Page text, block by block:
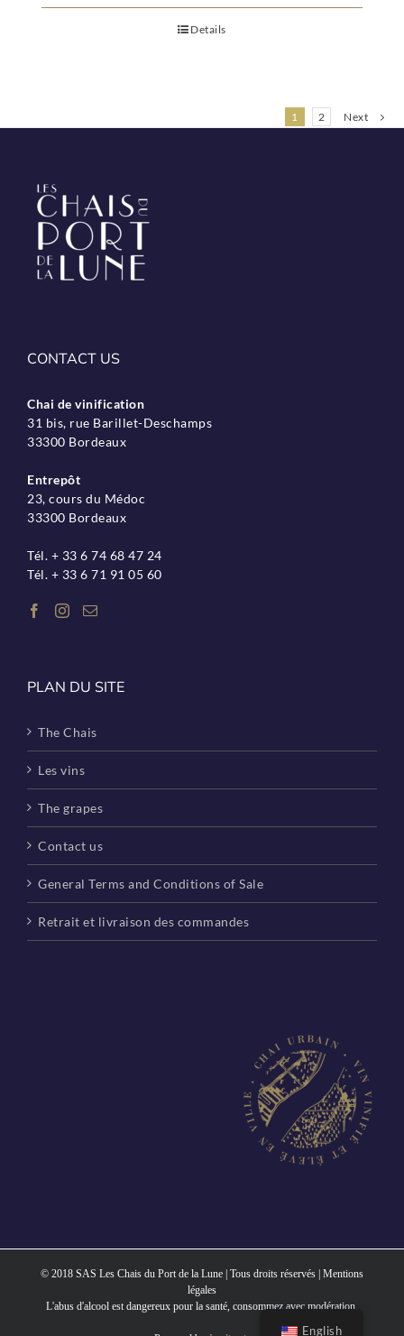
Details
1 2 Next
CONTACT US
Chai de vinification
31 bis, rue Barillet-Deschamps
33300 Bordeaux
Entrepôt
23, cours du Médoc
33300 Bordeaux
Tél. + 33 6 74 68 47 24
Tél. + 33 6 71 91 05 60
PLAN DU SITE
The Chais
Les vins
The grapes
Contact us
General Terms and Conditions of Sale
Retrait et livraison des commandes
© 2018 SAS Les Chais du Port de la Lune | Tous droits réservés | Mentions
légales
L'abus d'alcool est dangereux pour la santé, consommez avec modération.
English